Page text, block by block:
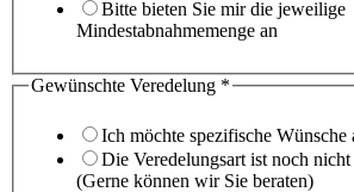
Bitte bieten Sie mir die jeweilige
Mindestabnahmemenge an
Gewünschte Veredelung *
Ich möchte spezifische Wünsche
Die Veredelungsart ist noch
(Gerne können wir Sie beraten)